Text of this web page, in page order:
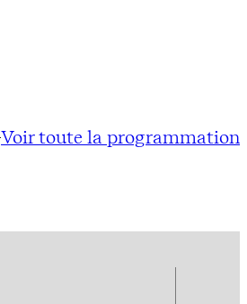
Voir toute la programmation